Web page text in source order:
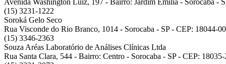
(15) 3231-1222
Soroká Gelo Seco
Rua Visconde do Rio Branco, 1014 - Sorocaba - SP - CEP: 18044-
(15) 3346-2363
Souza Aréas Laboratório de Análises Clínicas Ltda
Rua Santa Clara, 544 - Bairro: Centro - Sorocaba - SP - CEP: